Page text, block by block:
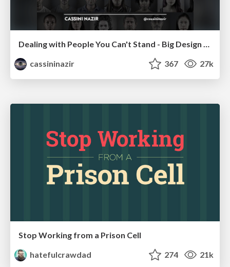
Dealing with People You Can't Stand - Big Design 2015
cassininazir
367 27k
Stop Working from a Prison Cell
hatefulcrawdad
274 21k